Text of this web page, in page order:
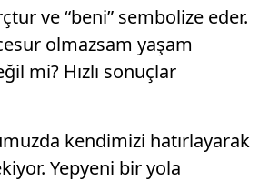
ve “beni” sembolize eder.
olmazsam yaşam
mi? Hızlı sonuçlar
kendimizi hatırlayarak
Yepyeni bir yola